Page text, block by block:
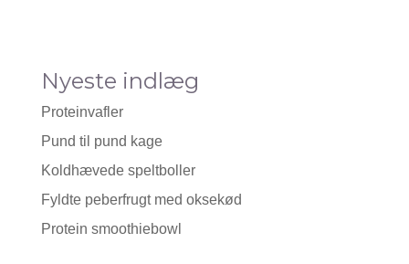
Nyeste indlæg
Proteinvafler
Pund til pund kage
Koldhævede speltboller
Fyldte peberfrugt med oksekød
Protein smoothiebowl